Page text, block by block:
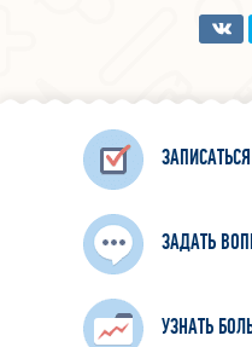
ЗАДАТЬ
УЗНАТЬ